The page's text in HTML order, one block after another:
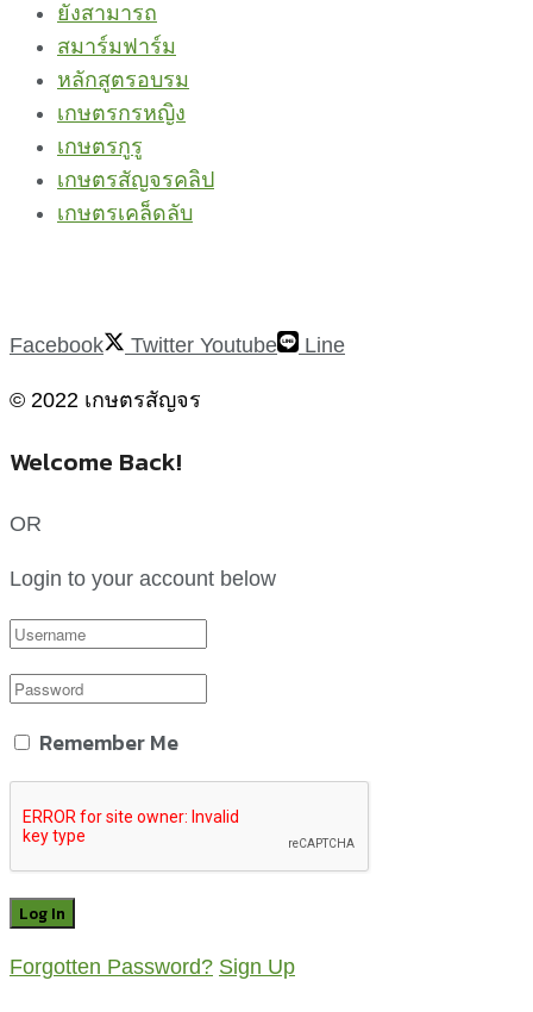
ยังสามารถ
สมาร์มฟาร์ม
หลักสูตรอบรม
เกษตรกรหญิง
เกษตรกูรู
เกษตรสัญจรคลิป
เกษตรเคล็ดลับ
Facebook Twitter Youtube Line
© 2022 เกษตรสัญจร
Welcome Back!
OR
Login to your account below
Remember Me
Forgotten Password? Sign Up